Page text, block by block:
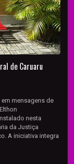
de Caruaru
mensagens de
nesta
da Justiça
A iniciativa integra